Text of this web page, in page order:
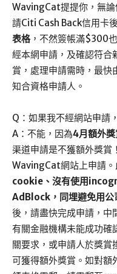
WavingCat提提你，無
請Citi Cash Back信用卡後
表格，不然簽帳滿$300
經本網申請，及確認符合
賞，處理申請需時，最快
知合資格申請人。
Q：如果我不經網站申請
A：不能，因為4月額外
渠道申請是不獲額外獎賞
WavingCat網站上申請。
cookie、沒有使用
AdBlock，同埋避免用公
後，請盡快完成申請，中
有關金融機構未能成功確
關要求，或申請人於獎賞
可獲得額外獎賞。如對額